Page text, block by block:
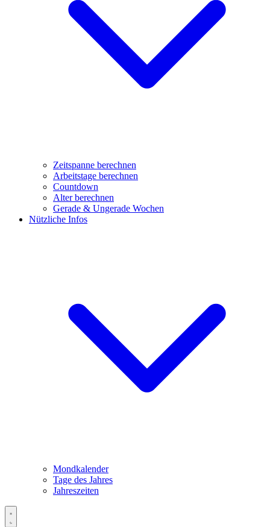
Zeitspanne berechnen
Arbeitstage berechnen
Countdown
Alter berechnen
Gerade & Ungerade Wochen
Nützliche Infos
Mondkalender
Tage des Jahres
Jahreszeiten